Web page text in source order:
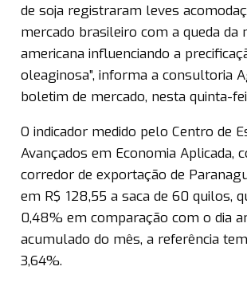
de soja registraram leves
mercado brasileiro com a queda da
americana influenciando a
oleaginosa”, informa a consultoria
boletim de mercado, nesta quinta-
O indicador medido pelo Centro de
Avançados em Economia Aplicada,
corredor de exportação de
em R$ 128,55 a saca de 60 quilos,
0,48% em comparação com o dia
acumulado do mês, a referência
3,64%.